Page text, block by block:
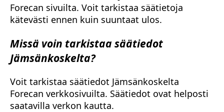
Forecan sivuilta. Voit tarkistaa säätietoja
kätevästi ennen kuin suuntaat ulos.
Missä voin tarkistaa säätiedot
Jämsänkoskelta?
Voit tarkistaa säätiedot Jämsänkoskelta
Forecan verkkosivuilta. Säätiedot ovat helposti
saatavilla verkon kautta.